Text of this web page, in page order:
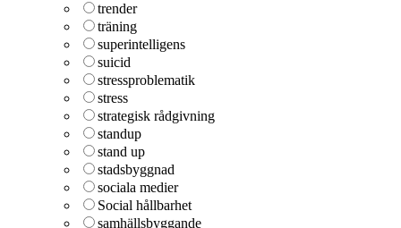
trender
träning
superintelligens
suicid
stressproblematik
stress
strategisk rådgivning
standup
stand up
stadsbyggnad
sociala medier
Social hållbarhet
samhällsbyggande